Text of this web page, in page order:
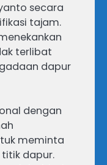
secara
tajam.
terlibat
dapur
dengan
meminta
titik dapur.